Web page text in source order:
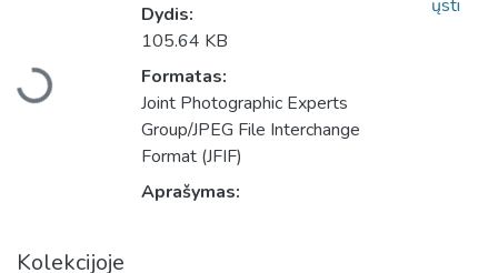
Įkeliama...
Dydis:
105.64 KB
Formatas:
Joint Photographic Experts
Group/JPEG File Interchange
Format (JFIF)
Aprašymas:
ųsti
Kolekcijoje